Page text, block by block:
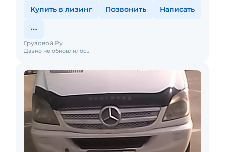
Купить в лизинг Позвонить Написать
Давно не обновлялось
Грузовой Ру